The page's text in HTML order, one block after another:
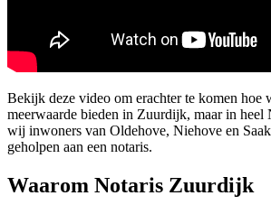
Bekijk deze video om erachter te komen hoe
meerwaarde bieden in Zuurdijk, maar in heel
wij inwoners van Oldehove, Niehove en
geholpen aan een notaris.
Waarom Notaris Zuurdijk